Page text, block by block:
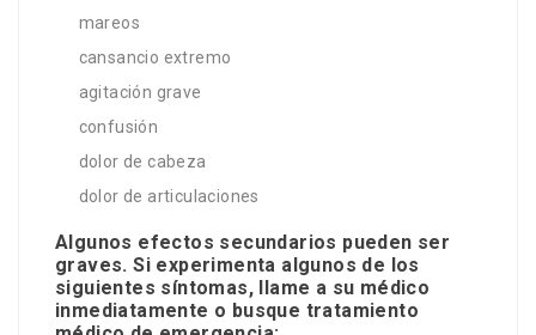
mareos
cansancio extremo
agitación grave
confusión
dolor de cabeza
dolor de articulaciones
Algunos efectos secundarios pueden ser
graves. Si experimenta algunos de los
siguientes síntomas, llame a su médico
inmediatamente o busque tratamiento